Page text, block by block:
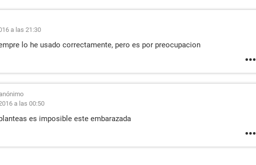
a las 21:30
lo he usado correctamente, pero es por preocupacion
a las 00:50
es imposible este embarazada